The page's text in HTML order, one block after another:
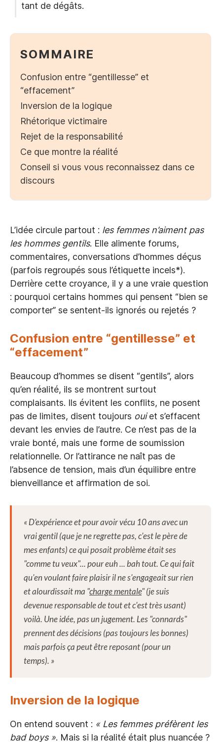
tant de dégâts.
SOMMAIRE
Confusion entre “gentillesse” et
“effacement”
Inversion de la logique
Rhétorique victimaire
Rejet de la responsabilité
Ce que montre la réalité
Conseil si vous vous reconnaissez dans ce
discours
L’idée circule partout : les femmes n’aiment pas
les hommes gentils. Elle alimente forums,
commentaires, conversations d’hommes déçus
(parfois regroupés sous l’étiquette incels*).
Derrière cette croyance, il y a une vraie question
: pourquoi certains hommes qui pensent “bien se
comporter” se sentent-ils ignorés ou rejetés ?
Confusion entre “gentillesse” et
“effacement”
Beaucoup d’hommes se disent “gentils”, alors
qu’en réalité, ils se montrent surtout
complaisants. Ils évitent les conflits, ne posent
pas de limites, disent toujours ouiet s’effacent
devant les envies de l’autre. Ce n’est pas de la
vraie bonté, mais une forme de soumission
relationnelle. Or l’attirance ne naît pas de
l’absence de tension, mais d’un équilibre entre
bienveillance et affirmation de soi.
«D’expérience et pour avoir vécu 10 ans avec un
vrai gentil (que je ne regrette pas, c'est le père de
mes enfants) ce qui posait problème était ses
"comme tu veux"... pour euh ... bah tout. Ce qui fait
qu'en voulant faire plaisir il ne s'engageait sur rien
et alourdissait ma "charge mentale" (je suis
devenue responsable de tout et c'est très usant)
voilà. Une idée, pas un jugement. Les "connards"
prennent des décisions (pas toujours les bonnes)
mais parfois ça peut être reposant (pour un
temps). »
Inversion de la logique
On entend souvent : « Les femmes préfèrent les
bad boys ». Mais si la réalité était plus nuancée ?